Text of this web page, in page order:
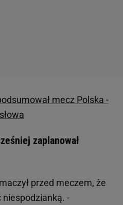
mecz Polska -
zaplanował
przed meczem, że
niespodzianką. -